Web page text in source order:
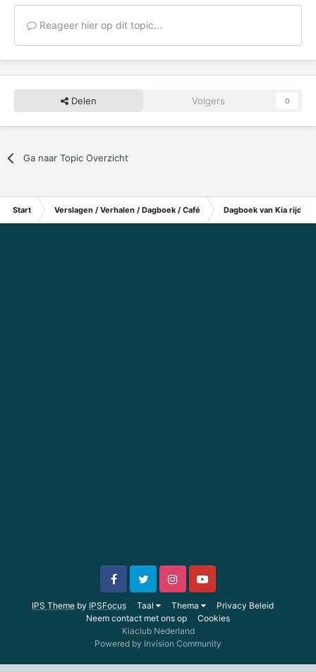
Reageer hier op dit topic...
Delen Volgers 0
Ga naar Topic Overzicht
Start Verslagen / Verhalen / Dagboek / Café Dagboek van Kia rijders
IPS Theme by IPSFocus Taal Thema
Privacy Beleid
Neem contact met ons op
Cookies
Kiaclub Nederland
Powered by Invision Community